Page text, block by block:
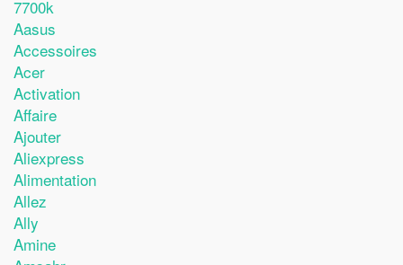
7700k
Aasus
Accessoires
Acer
Activation
Affaire
Ajouter
Aliexpress
Alimentation
Allez
Ally
Amine